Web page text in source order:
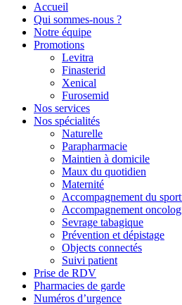
Accueil
Qui sommes-nous ?
Notre équipe
Promotions
Levitra
Finasterid
Xenical
Furosemid
Nos services
Nos spécialités
Naturelle
Parapharmacie
Maintien à domicile
Maux du quotidien
Maternité
Accompagnement du
Accompagnement
Sevrage tabagique
Prévention et dépistage
Objects connectés
Suivi patient
Prise de RDV
Pharmacies de garde
Numéros d’urgence